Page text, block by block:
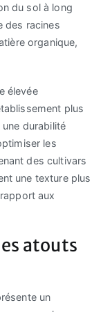
du sol à long
des racines
organique,
élevée
plus
durabilité
les
des cultivars
une texture plus
aux
atouts
un